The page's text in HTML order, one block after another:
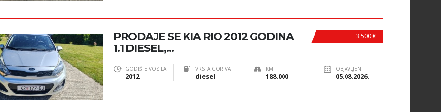
3.500 €
PRODAJE SE KIA RIO 2012 GODINA
1.1 DIESEL,...
GODIŠTE VOZILA
2012
VRSTA GORIVA
diesel
KM
188.000
OBJAVLJEN
05.08.2026.